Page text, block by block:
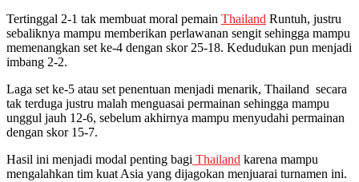
Tertinggal 2-1 tak membuat moral pemain Thailand Runtuh, justru
sebaliknya mampu memberikan perlawanan sengit sehingga mampu
memenangkan set ke-4 dengan skor 25-18. Kedudukan pun menjadi
imbang 2-2.
Laga set ke-5 atau set penentuan menjadi menarik, Thailand secara
tak terduga justru malah menguasai permainan sehingga mampu
unggul jauh 12-6, sebelum akhirnya mampu menyudahi permainan
dengan skor 15-7.
Hasil ini menjadi modal penting bagi Thailand karena mampu
mengalahkan tim kuat Asia yang dijagokan menjuarai turnamen ini.